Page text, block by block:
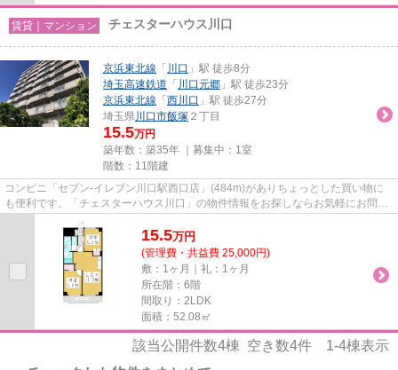
賃貸｜マンション チェスターハウス川口
京浜東北線 「 川口 」駅 徒歩8分
埼玉高速鉄道 「 川口元郷 」駅 徒歩23分
京浜東北線 「 西川口 」駅 徒歩27分
埼玉県川口市飯塚 ２丁目
15.5万円
築年数：築35年 ｜募集中： 1室
階数：11階建
コンビニ「セブン-イレブン川口駅西口店」(484m)がありちょっとした買い物に
も便利です。「チェスターハウス川口」の物件情報をお探しならお気軽にお問い
15.5万円
(管理費・共益費 25,000円)
敷：1ヶ月｜礼：1ヶ月
所在階：6階
間取り：2LDK
面積：52.08㎡
該当公開件数4棟 空き数4件 1-4棟表示